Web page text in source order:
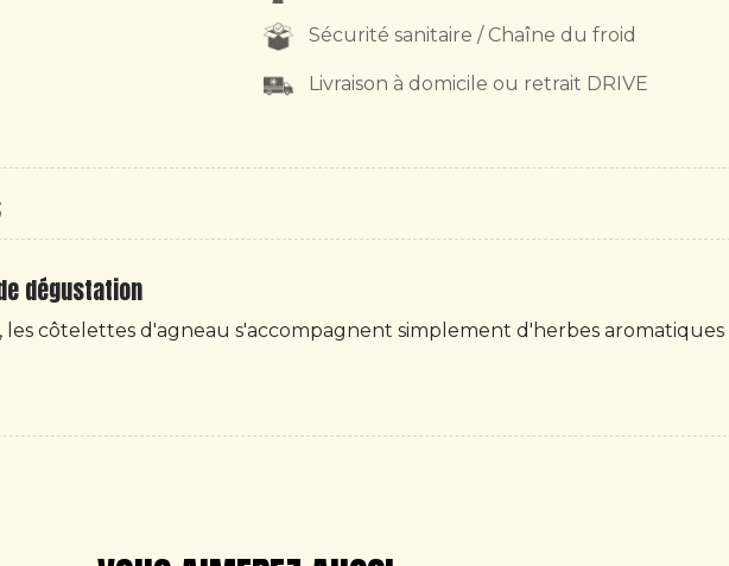
Sécurité sanitaire / Chaîne du froid
Livraison à domicile ou retrait DRIVE
dégustation
côtelettes d'agneau s'accompagnent simplement d'herbes aromatiques